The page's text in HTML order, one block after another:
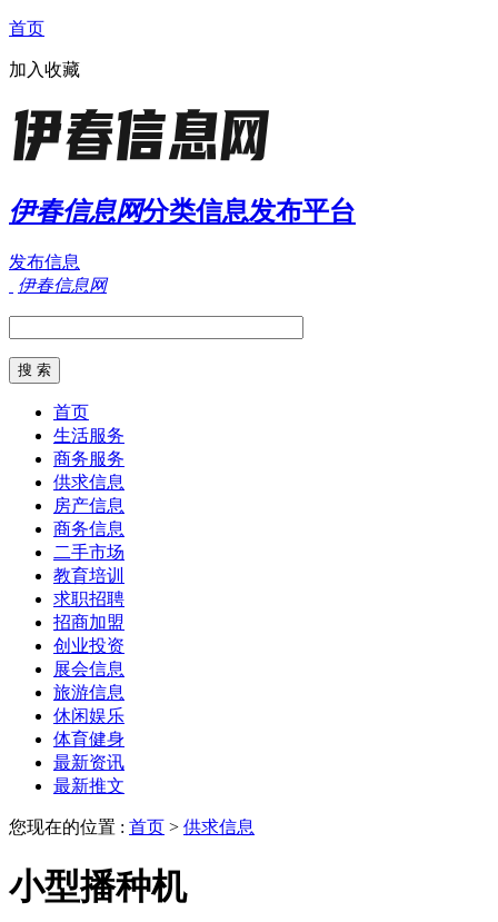
首页
加入收藏
伊春信息网分类信息发布平台
发布信息
伊春信息网
首页
生活服务
商务服务
供求信息
房产信息
商务信息
二手市场
教育培训
求职招聘
招商加盟
创业投资
展会信息
旅游信息
休闲娱乐
体育健身
最新资讯
最新推文
您现在的位置 : 首页 > 供求信息
小型播种机